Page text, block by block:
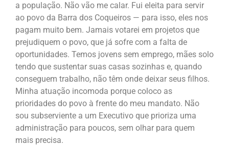
a população. Não vão me calar. Fui eleita para servir
ao povo da Barra dos Coqueiros — para isso, eles nos
pagam muito bem. Jamais votarei em projetos que
prejudiquem o povo, que já sofre com a falta de
oportunidades. Temos jovens sem emprego, mães solo
tendo que sustentar suas casas sozinhas e, quando
conseguem trabalho, não têm onde deixar seus filhos.
Minha atuação incomoda porque coloco as
prioridades do povo à frente do meu mandato. Não
sou subserviente a um Executivo que prioriza uma
administração para poucos, sem olhar para quem
mais precisa.